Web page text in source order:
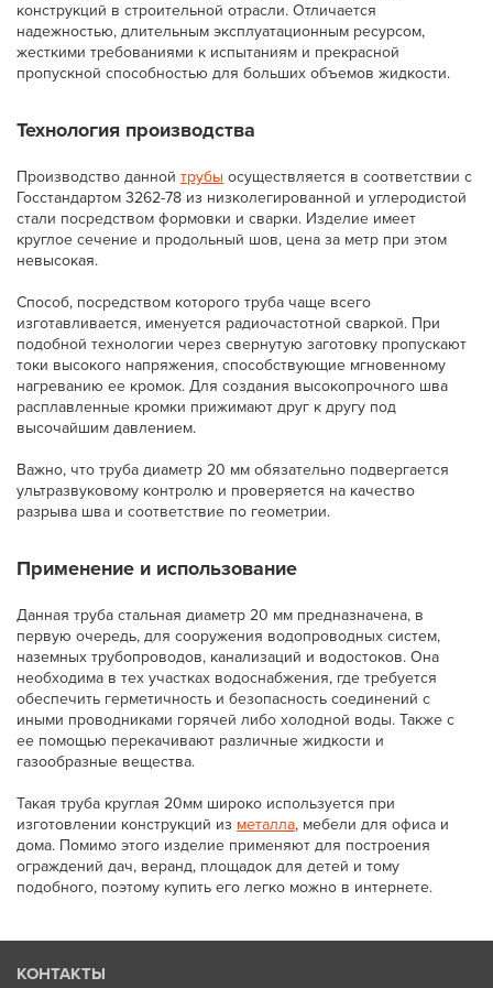
конструкций в строительной отрасли. Отличается
надежностью, длительным эксплуатационным ресурсом,
жесткими требованиями к испытаниям и прекрасной
пропускной способностью для больших объемов жидкости.
Технология производства
Производство даннойтрубы осуществляется в соответствии с
Госстандартом 3262-78 из низколегированной и углеродистой
стали посредством формовки и сварки. Изделие имеет
круглое сечение и продольный шов, цена за метр при этом
невысокая.
Способ, посредством которого труба чаще всего
изготавливается, именуется радиочастотной сваркой. При
подобной технологии через свернутую заготовку пропускают
токи высокого напряжения, способствующие мгновенному
нагреванию ее кромок. Для создания высокопрочного шва
расплавленные кромки прижимают друг к другу под
высочайшим давлением.
Важно, что труба диаметр 20 мм обязательно подвергается
ультразвуковому контролю и проверяется на качество
разрыва шва и соответствие по геометрии.
Применение и использование
Данная труба стальная диаметр 20 мм предназначена, в
первую очередь, для сооружения водопроводных систем,
наземных трубопроводов, канализаций и водостоков. Она
необходима в тех участках водоснабжения, где требуется
обеспечить герметичность и безопасность соединений с
иными проводниками горячей либо холодной воды. Также с
ее помощью перекачивают различные жидкости и
газообразные вещества.
Такая труба круглая 20мм широко используется при
изготовлении конструкций из металла, мебели для офиса и
дома. Помимо этого изделие применяют для построения
ограждений дач, веранд, площадок для детей и тому
подобного, поэтому купить его легко можно в интернете.
КОНТАКТЫ